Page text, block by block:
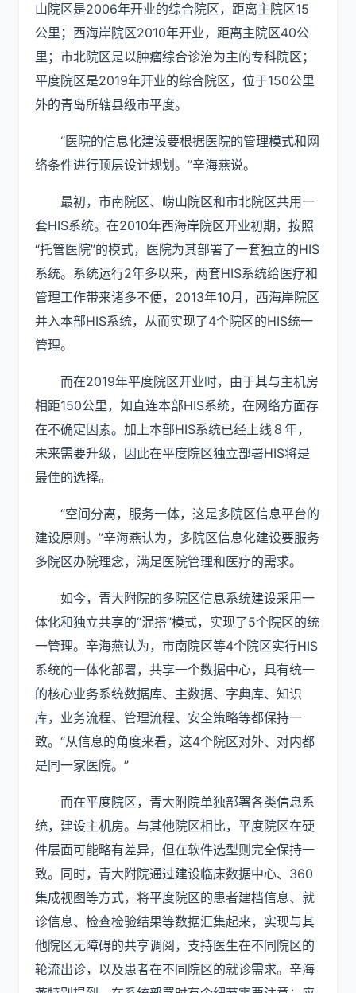
山院区是2006年开业的综合院区，距离主院区15
公里；西海岸院区2010年开业，距离主院区40公
里；市北院区是以肿瘤综合诊治为主的专科院区；
平度院区是2019年开业的综合院区，位于150公里
外的青岛所辖县级市平度。
“医院的信息化建设要根据医院的管理模式和网
络条件进行顶层设计规划。”辛海燕说。
最初，市南院区、崂山院区和市北院区共用一
套HIS系统。在2010年西海岸院区开业初期，按照
“托管医院”的模式，医院为其部署了一套独立的HIS
系统。系统运行2年多以来，两套HIS系统给医疗和
管理工作带来诸多不便，2013年10月，西海岸院区
并入本部HIS系统，从而实现了4个院区的HIS统一
管理。
而在2019年平度院区开业时，由于其与主机房
相距150公里，如直连本部HIS系统，在网络方面存
在不确定因素。加上本部HIS系统已经上线８年，
未来需要升级，因此在平度院区独立部署HIS将是
最佳的选择。
“空间分离，服务一体，这是多院区信息平台的
建设原则。”辛海燕认为，多院区信息化建设要服务
多院区办院理念，满足医院管理和医疗的需求。
如今，青大附院的多院区信息系统建设采用一
体化和独立共享的“混搭”模式，实现了5个院区的统
一管理。辛海燕认为，市南院区等4个院区实行HIS
系统的一体化部署，共享一个数据中心，具有统一
的核心业务系统数据库、主数据、字典库、知识
库，业务流程、管理流程、安全策略等都保持一
致。“从信息的角度来看，这4个院区对外、对内都
是同一家医院。”
而在平度院区，青大附院单独部署各类信息系
统，建设主机房。与其他院区相比，平度院区在硬
件层面可能略有差异，但在软件选型则完全保持一
致。同时，青大附院通过建设临床数据中心、360
集成视图等方式，将平度院区的患者建档信息、就
诊信息、检查检验结果等数据汇集起来，实现与其
他院区无障碍的共享调阅，支持医生在不同院区的
轮流出诊，以及患者在不同院区的就诊需求。辛海